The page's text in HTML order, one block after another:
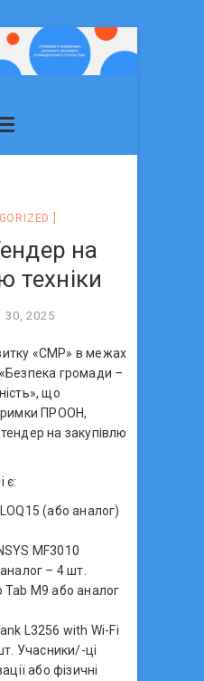
на
техніки
30, 2025
«СМР» в межах
громади –
що
ПРООН,
на закупівлю
є:
(або аналог)
MF3010
– 4 шт.
M9 або аналог
L3256 with Wi-Fi
Учасники/-ці
або фізичні